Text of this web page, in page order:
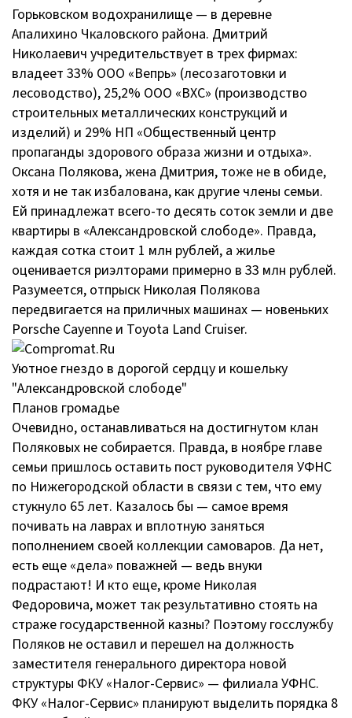
Горьковском водохранилище — в деревне
Апалихино Чкаловского района. Дмитрий
Николаевич учредительствует в трех фирмах:
владеет 33% ООО «Вепрь» (лесозаготовки и
лесоводство), 25,2% ООО «ВХС» (производство
строительных металлических конструкций и
изделий) и 29% НП «Общественный центр
пропаганды здорового образа жизни и отдыха».
Оксана Полякова, жена Дмитрия, тоже не в обиде,
хотя и не так избалована, как другие члены семьи.
Ей принадлежат всего-то десять соток земли и две
квартиры в «Александровской слободе». Правда,
каждая сотка стоит 1 млн рублей, а жилье
оценивается риэлторами примерно в 33 млн рублей.
Разумеется, отпрыск Николая Полякова
передвигается на приличных машинах — новеньких
Porsche Cayenne и Toyota Land Cruiser.
Уютное гнездо в дорогой сердцу и кошельку
"Александровской слободе"
Планов громадье
Очевидно, останавливаться на достигнутом клан
Поляковых не собирается. Правда, в ноябре главе
семьи пришлось оставить пост руководителя УФНС
по Нижегородской области в связи с тем, что ему
стукнуло 65 лет. Казалось бы — самое время
почивать на лаврах и вплотную заняться
пополнением своей коллекции самоваров. Да нет,
есть еще «дела» поважней — ведь внуки
подрастают! И кто еще, кроме Николая
Федоровича, может так результативно стоять на
страже государственной казны? Поэтому госслужбу
Поляков не оставил и перешел на должность
заместителя генерального директора новой
структуры ФКУ «Налог-Сервис» — филиала УФНС.
ФКУ «Налог-Сервис» планируют выделить порядка 8